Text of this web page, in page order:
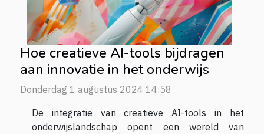
Hoe creatieve AI-tools bijdragen
aan innovatie in het onderwijs
Donderdag 1 augustus 2024 14:58
De integratie van creatieve AI-tools in het
onderwijslandschap opent een wereld van